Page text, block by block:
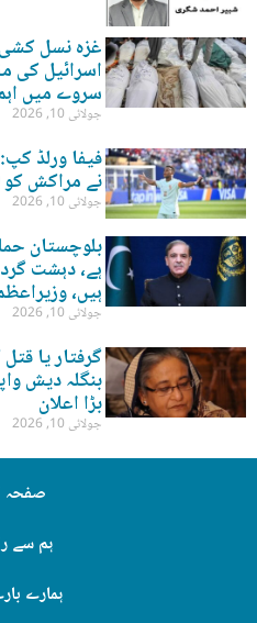
غزہ نسل
اسرائیل کی
سروے میں
جولائی 10, 2026
فیفا ورلڈ
نے مراکش کو 0-2 گول سے ہرا دیا
جولائی 10, 2026
بلوچستان
ہے، دہشت گرد
ہیں،
جولائی 10, 2026
گرفتار یا
بنگلہ دیش
بڑا اعلان
جولائی 10, 2026
صفحہ
ہم سے
ہمارے